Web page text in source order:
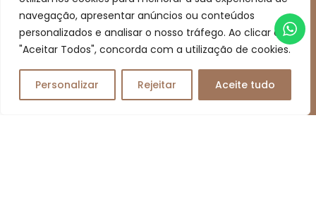
navegação, apresentar anúncios ou conteúdos
personalizados e analisar o nosso tráfego. Ao clicar em
"Aceitar Todos", concorda com a utilização de cookies.
Personalizar Rejeitar Aceite tudo
Condições e Políticas de Venda
Resolução de Litígios
MEIOS DE PAGAMENTO
0